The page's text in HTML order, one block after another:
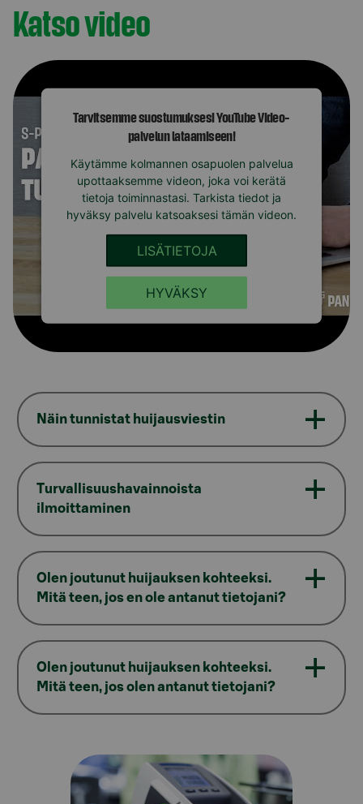
Katso video
Tarvitsemme suostumuksesi YouTube Video-
palvelun lataamiseen!
Käytämme kolmannen osapuolen palvelua
upottaaksemme videon, joka voi kerätä
tietoja toiminnastasi. Tarkista tiedot ja
hyväksy palvelu katsoaksesi tämän videon.
LISÄTIETOJA
HYVÄKSY
Näin tunnistat huijausviestin
Turvallisuushavainnoista
ilmoittaminen
Olen joutunut huijauksen kohteeksi.
Mitä teen, jos en ole antanut tietojani?
Olen joutunut huijauksen kohteeksi.
Mitä teen, jos olen antanut tietojani?
Model.AnchorLinkTargetDescription turvallinen-